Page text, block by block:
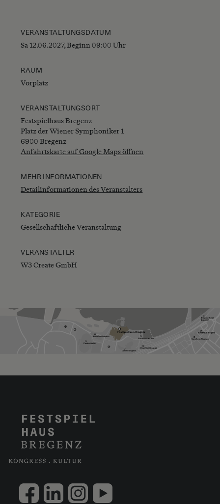
VERANSTALTUNGSDATUM
Sa 12.06.2027, Beginn 09:00 Uhr
RAUM
Vorplatz
VERANSTALTUNGSORT
Festspielhaus Bregenz
Platz der Wiener Symphoniker 1
6900 Bregenz
Anfahrtskarte auf Google Maps öffnen
MEHR INFORMATIONEN
Detailinformationen des Veranstalters
KATEGORIE
Gesellschaftliche Veranstaltung
VERANSTALTER
W3 Create GmbH